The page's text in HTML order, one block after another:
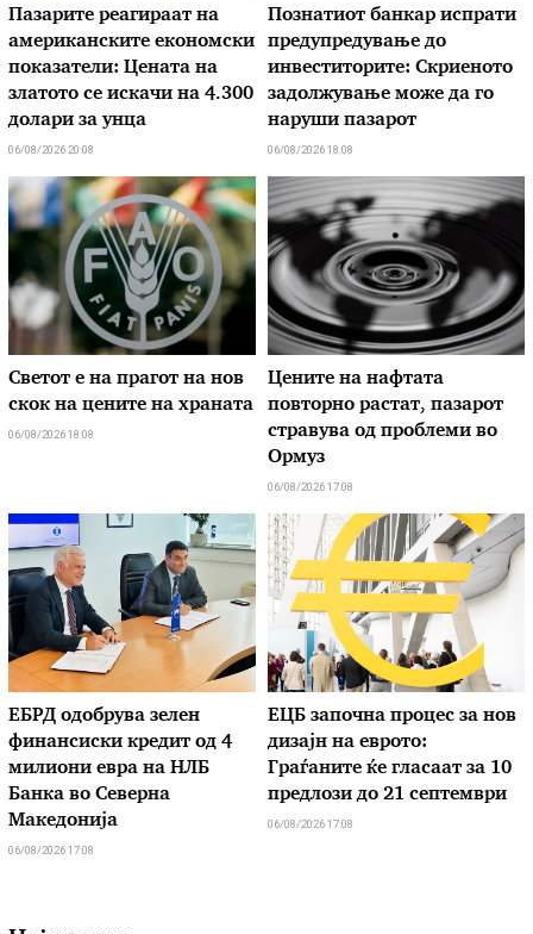
Пазарите реагираат на
американските економски
показатели: Цената на
златото се искачи на 4.300
долари за унца
06/08/2026 20:08
Познатиот банкар испрати
предупредување до
инвеститорите: Скриеното
задолжување може да го
наруши пазарот
06/08/2026 18:08
Светот е на прагот на нов
скок на цените на храната
06/08/2026 18:08
Цените на нафтата
повторно растат, пазарот
стравува од проблеми во
Ормуз
06/08/2026 17:08
ЕБРД одобрува зелен
финансиски кредит од 4
милиони евра на НЛБ
Банка во Северна
Македонија
06/08/2026 17:08
ЕЦБ започна процес за нов
дизајн на еврото:
Граѓаните ќе гласаат за 10
предлози до 21 септември
06/08/2026 17:08